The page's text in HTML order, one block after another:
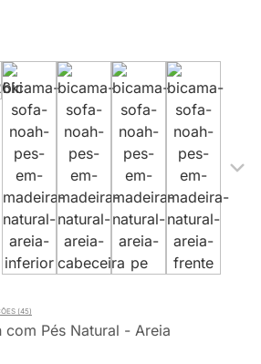
com Pés Natural - Areia
(45)